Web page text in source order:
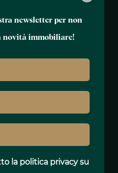
newsletter per non
novità immobiliare!
la politica privacysu